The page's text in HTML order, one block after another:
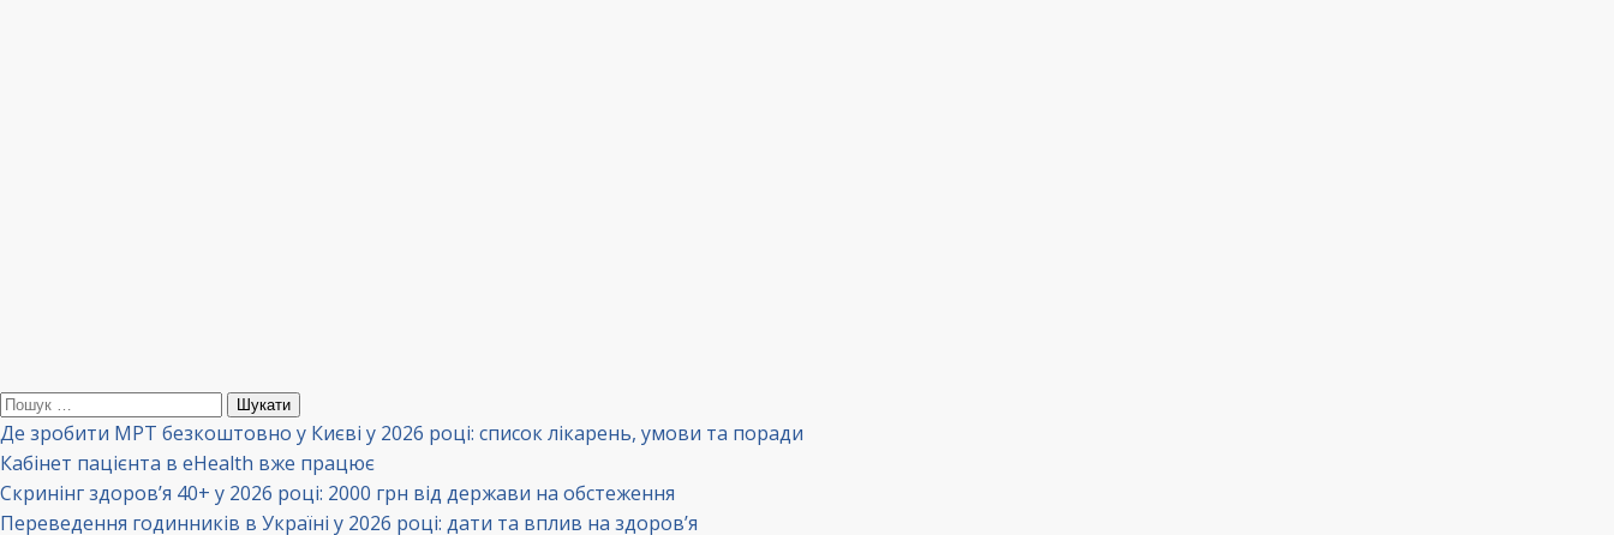
Пошук:
Де зробити МРТ безкоштовно у Києві у 2026 році: список лікарень, умови та поради
Кабінет пацієнта в eHealth вже працює
Скринінг здоров’я 40+ у 2026 році: 2000 грн від держави на обстеження
Переведення годинників в Україні у 2026 році: дати та вплив на здоров’я